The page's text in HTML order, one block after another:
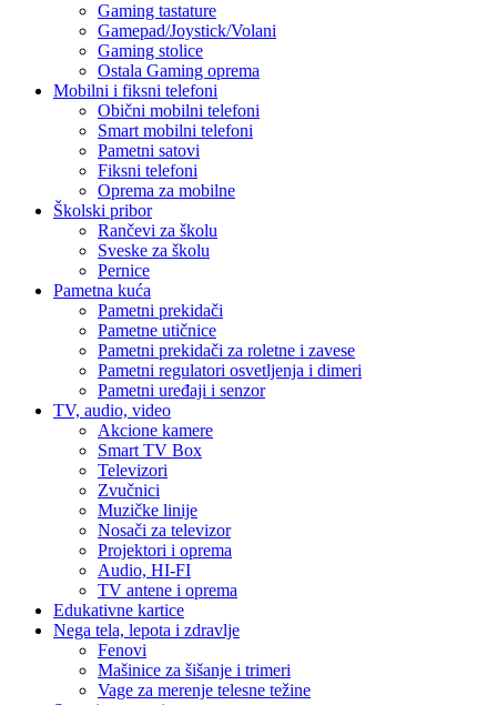
Gaming tastature
Gamepad/Joystick/Volani
Gaming stolice
Ostala Gaming oprema
Mobilni i fiksni telefoni
Obični mobilni telefoni
Smart mobilni telefoni
Pametni satovi
Fiksni telefoni
Oprema za mobilne
Školski pribor
Rančevi za školu
Sveske za školu
Pernice
Pametna kuća
Pametni prekidači
Pametne utičnice
Pametni prekidači za roletne i zavese
Pametni regulatori osvetljenja i dimeri
Pametni uređaji i senzor
TV, audio, video
Akcione kamere
Smart TV Box
Televizori
Zvučnici
Muzičke linije
Nosači za televizor
Projektori i oprema
Audio, HI-FI
TV antene i oprema
Edukativne kartice
Nega tela, lepota i zdravlje
Fenovi
Mašinice za šišanje i trimeri
Vage za merenje telesne težine